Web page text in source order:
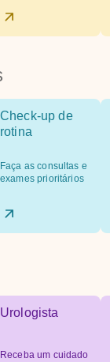
Check-up de
rotina
Faça as consultas e
exames prioritários
Urologista
Receba um cuidado